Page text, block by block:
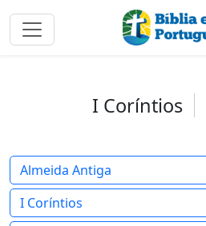
I Coríntios
Almeida Antiga
I Coríntios